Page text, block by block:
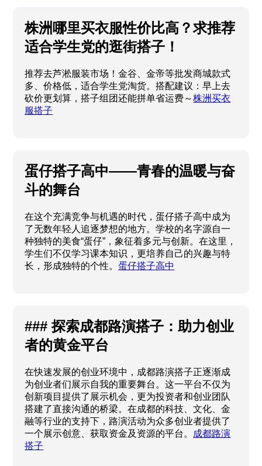
株洲哪里买衣服性价比高？求推荐
适合学生党的逛街搭子！
推荐去芦淞服装市场！金谷、金帝等批发商城款式
多、价格低，适合学生党淘货。搭配建议：早上去
砍价更划算，搭子组团还能拼单省运费～株洲买衣
服搭子
蛋仔搭子高中——青春的温暖与奋
斗的舞台
在这个充满竞争与机遇的时代，蛋仔搭子高中成为
了无数年轻人追逐梦想的地方。学校的名字源自一
种独特的美食“蛋仔”，象征着多元与创新。在这里，
学生们不仅学习课本知识，更培养自己的兴趣与特
长，形成独特的个性。蛋仔搭子高中
### 探索成都路演搭子：助力创业
者的黄金平台
在快速发展的创业环境中，成都路演搭子正逐渐成
为创业者们展示自我的重要舞台。这一平台不仅为
创新项目提供了展示机会，更为投资者和创业团队
搭建了直接沟通的桥梁。在成都的科技、文化、金
融等行业的支持下，路演活动为众多创业者提供了
一个展示创意、获取资金及资源的平台。 成都路演
搭子